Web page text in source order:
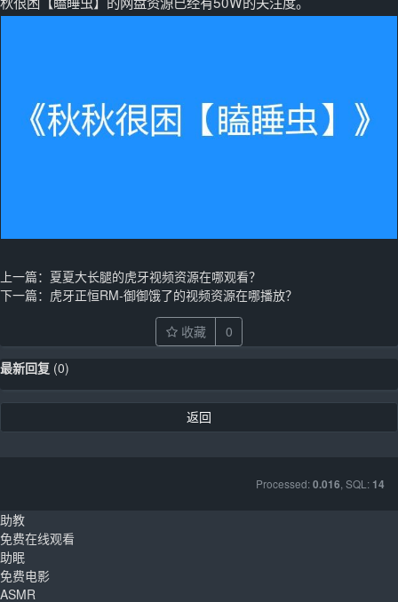
上一篇： 夏夏大长腿的虎牙视频资源在哪观看？
下一篇： 虎牙正恒RM-御御饿了的视频资源在哪播放？
收藏 0
最新回复 (0)
返回
Processed:0.016 , SQL: 14
助教
免费在线观看
助眠
免费电影
ASMR